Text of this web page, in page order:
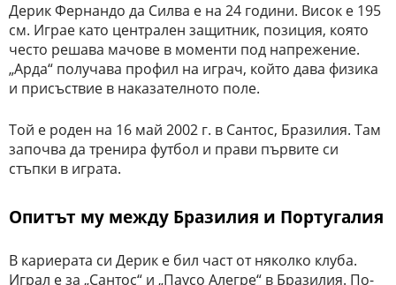
Дерик Фернандо да Силва е на 24 години. Висок е 195
см. Играе като централен защитник, позиция, която
често решава мачове в моменти под напрежение.
„Арда“ получава профил на играч, който дава физика
и присъствие в наказателното поле.
Той е роден на 16 май 2002 г. в Сантос, Бразилия. Там
започва да тренира футбол и прави първите си
стъпки в играта.
Опитът му между Бразилия и Португалия
В кариерата си Дерик е бил част от няколко клуба.
Играл е за „Сантос“ и „Паусо Алегре“ в Бразилия. По-